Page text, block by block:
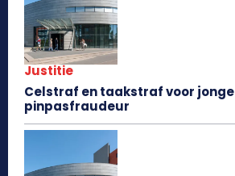
Justitie
Celstraf en taakstraf voor jonge
pinpasfraudeur